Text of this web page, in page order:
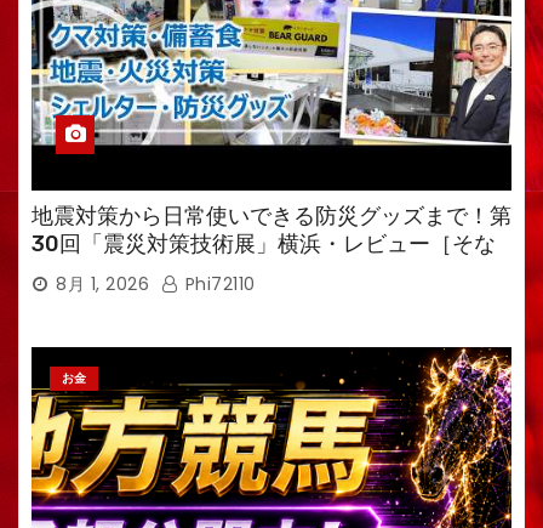
地震対策から日常使いできる防災グッズまで！第
30回「震災対策技術展」横浜・レビュー［そな
えるTV・高荷智也］
8月 1, 2026 Phi72110
お金